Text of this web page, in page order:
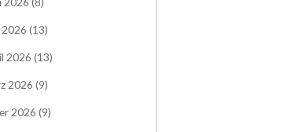
2026 (13)
2026 (13)
2026 (9)
2026 (9)